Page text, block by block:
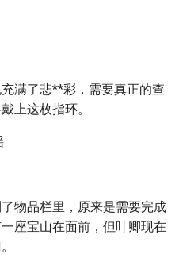
满了悲**彩，需要真正的查
上这枚指环。
物品栏里，原来是需要完成
座宝山在面前，但叶卿现在